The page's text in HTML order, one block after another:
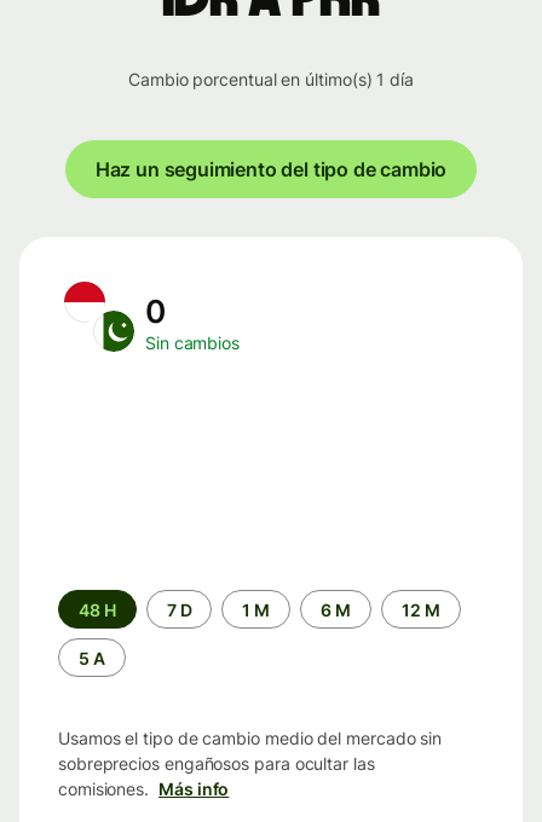
Cambio porcentual en último(s) 1 día
Haz un seguimiento del tipo de cambio
0
Sin cambios
Periodo
de
tiempo
48 H 7 D 1 M 6 M 12 M
5 A
Usamos el tipo de cambio medio del mercado sin
sobreprecios engañosos para ocultar las
comisiones. Más info